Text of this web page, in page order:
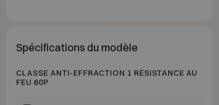
Spécifications du modèle
CLASSE ANTI-EFFRACTION 1 RÉSISTANCE AU
FEU 60P